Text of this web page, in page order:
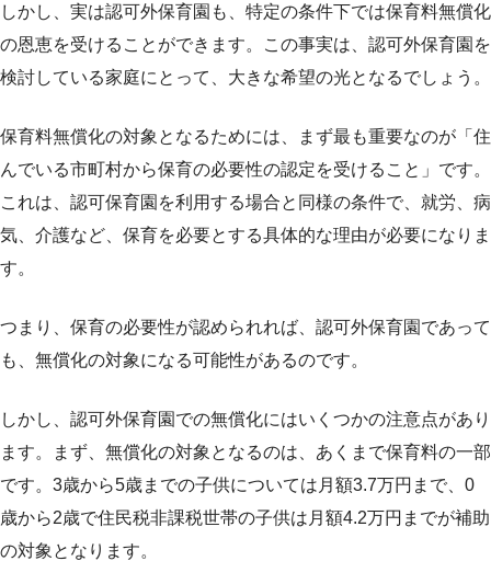
しかし、実は認可外保育園も、特定の条件下では保育料無償化
の恩恵を受けることができます。この事実は、認可外保育園を
検討している家庭にとって、大きな希望の光となるでしょう。
保育料無償化の対象となるためには、まず最も重要なのが「住
んでいる市町村から保育の必要性の認定を受けること」です。
これは、認可保育園を利用する場合と同様の条件で、就労、病
気、介護など、保育を必要とする具体的な理由が必要になりま
す。
つまり、保育の必要性が認められれば、認可外保育園であって
も、無償化の対象になる可能性があるのです。
しかし、認可外保育園での無償化にはいくつかの注意点があり
ます。まず、無償化の対象となるのは、あくまで保育料の一部
です。3歳から5歳までの子供については月額3.7万円まで、0
歳から2歳で住民税非課税世帯の子供は月額4.2万円までが補助
の対象となります。